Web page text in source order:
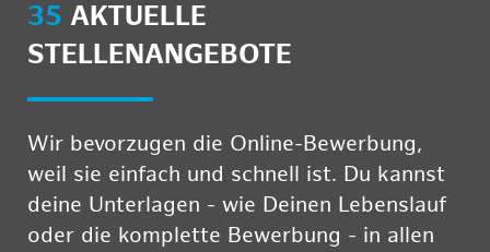
35 AKTUELLE
STELLENANGEBOTE
Wir bevorzugen die Online-Bewerbung,
weil sie einfach und schnell ist. Du kannst
deine Unterlagen - wie Deinen Lebenslauf
oder die komplette Bewerbung - in allen